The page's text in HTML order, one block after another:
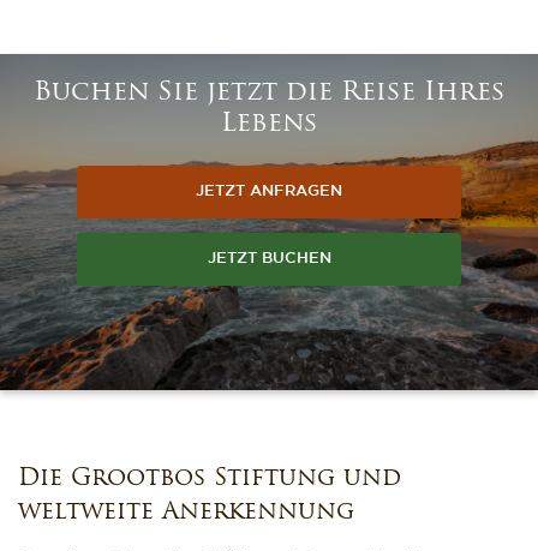
Buchen Sie jetzt die Reise Ihres
Lebens
JETZT ANFRAGEN
JETZT BUCHEN
Die Grootbos Stiftung und
weltweite Anerkennung